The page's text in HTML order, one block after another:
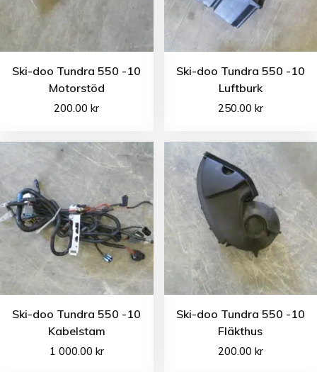
Ski-doo Tundra 550 -10
Motorstöd
200.00kr
Ski-doo Tundra 550 -10
Luftburk
250.00 kr
Ski-doo Tundra 550 -10
Kabelstam
1 000.00 kr
Ski-doo Tundra 550 -10
Fläkthus
200.00 kr